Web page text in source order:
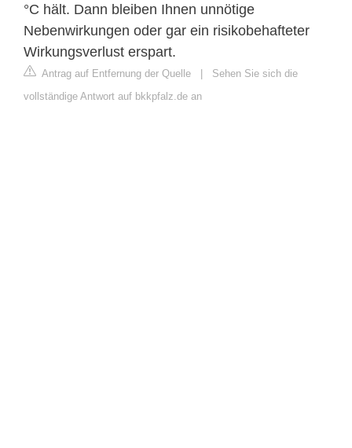
°C hält. Dann bleiben Ihnen unnötige
Nebenwirkungen oder gar ein risikobehafteter
Wirkungsverlust erspart.
Antrag auf Entfernung der Quelle | Sehen Sie sich die
vollständige Antwort auf bkkpfalz.de an